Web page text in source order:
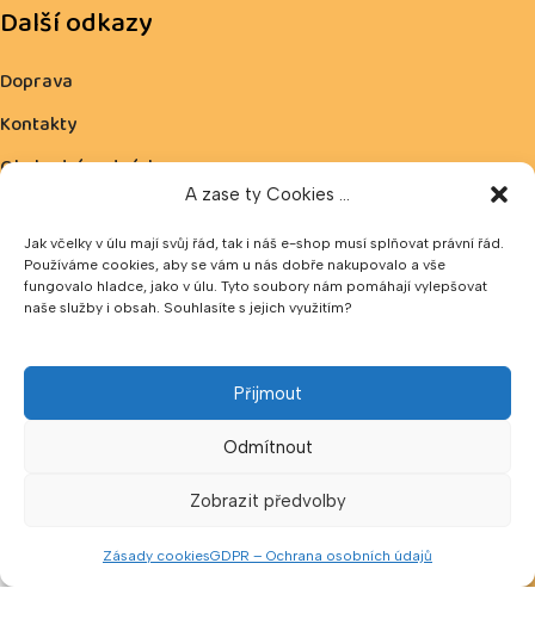
A zase ty Cookies ...
Jak včelky v úlu mají svůj řád, tak i náš e-shop musí splňovat právní řád.
Používáme cookies, aby se vám u nás dobře nakupovalo a vše
fungovalo hladce, jako v úlu. Tyto soubory nám pomáhají vylepšovat
naše služby i obsah. Souhlasíte s jejich využitím?
Přijmout
Odmítnout
Zobrazit předvolby
Zásady cookiesGDPR – Ochrana osobních údajů
Další odkazy
Doprava
Kontakty
Obchodní podmínky
Ochrana osobních údajů
Zásady cookies
Hotovost přijímáme v CZK a EUR.
Sledujte nás